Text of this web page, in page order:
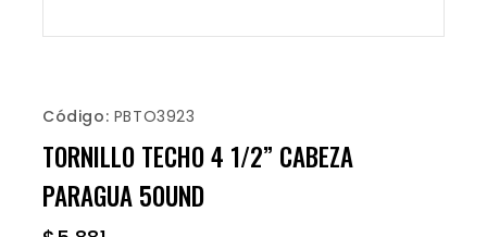
Código: PBTO3923
TORNILLO TECHO 4 1/2” CABEZA
PARAGUA 50UND